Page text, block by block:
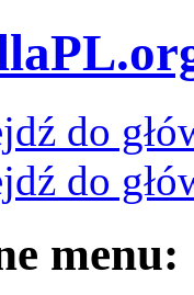
do
do
menu: